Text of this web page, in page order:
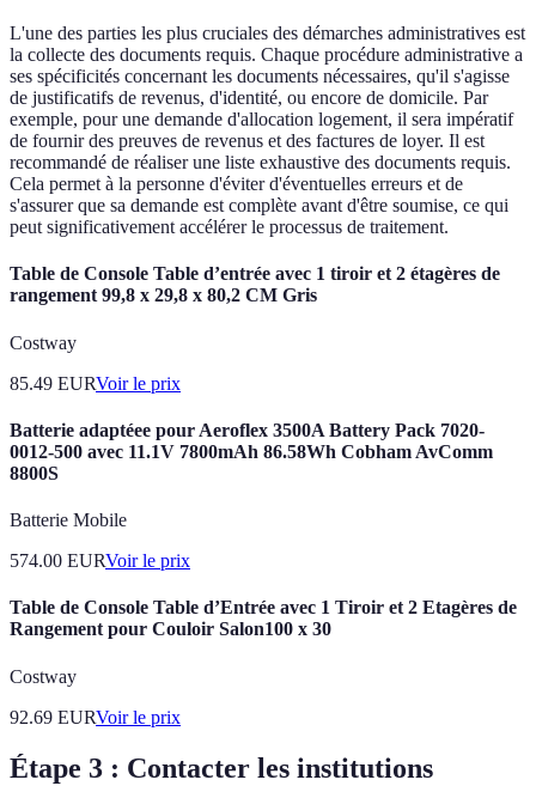
L'une des parties les plus cruciales des démarches administratives est
la collecte des documents requis. Chaque procédure administrative a
ses spécificités concernant les documents nécessaires, qu'il s'agisse
de justificatifs de revenus, d'identité, ou encore de domicile. Par
exemple, pour une demande d'allocation logement, il sera impératif
de fournir des preuves de revenus et des factures de loyer. Il est
recommandé de réaliser une liste exhaustive des documents requis.
Cela permet à la personne d'éviter d'éventuelles erreurs et de
s'assurer que sa demande est complète avant d'être soumise, ce qui
peut significativement accélérer le processus de traitement.
Table de Console Table d’entrée avec 1 tiroir et 2 étagères de
rangement 99,8 x 29,8 x 80,2 CM Gris
Costway
85.49 EURVoir le prix
Batterie adaptéee pour Aeroflex 3500A Battery Pack 7020-
0012-500 avec 11.1V 7800mAh 86.58Wh Cobham AvComm
8800S
Batterie Mobile
574.00 EURVoir le prix
Table de Console Table d’Entrée avec 1 Tiroir et 2 Etagères de
Rangement pour Couloir Salon100 x 30
Costway
92.69 EURVoir le prix
Étape 3 : Contacter les institutions